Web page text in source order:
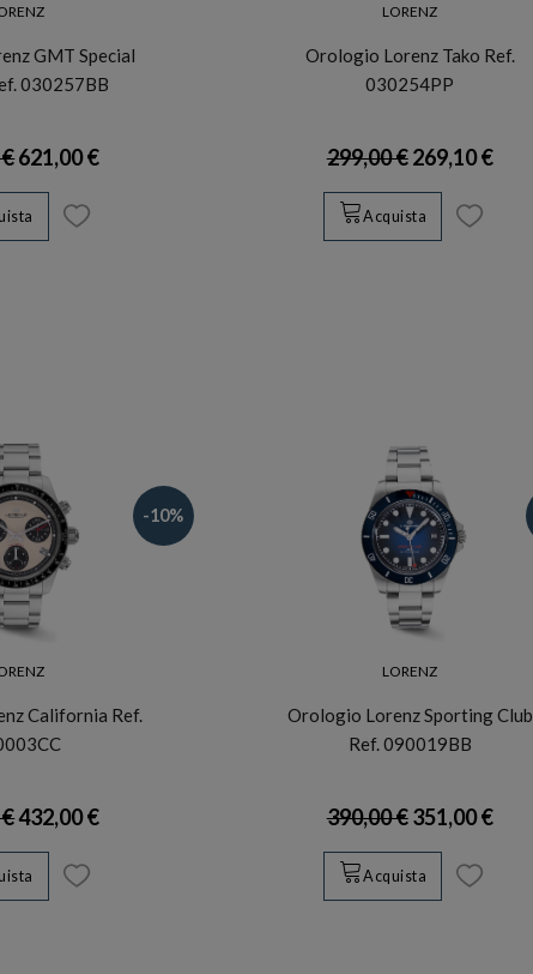
GMT Special
030257BB
621,00 €
LORENZ
Orologio Lorenz Tako Ref.
030254PP
299,00 €269,10 €
Acquista
-10%
California Ref.
432,00 €
LORENZ
Orologio Lorenz Sporting Club
Ref. 090019BB
390,00 €351,00 €
Acquista